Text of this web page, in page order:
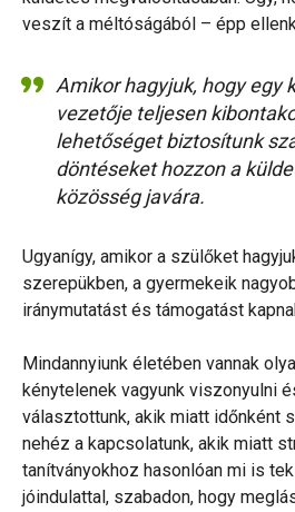
veszít a méltóságából – épp
Amikor hagyjuk, hogy egy
vezetője teljesen
lehetőséget biztosítunk
döntéseket hozzon a
közösség javára.
Ugyanígy, amikor a szülőket
szerepükben, a gyermekeik
iránymutatást és támogatást
Mindannyiunk életében vannak
kénytelenek vagyunk viszonyulni
választottunk, akik miatt időnként
nehéz a kapcsolatunk, akik miatt
tanítványokhoz hasonlóan mi is
jóindulattal, szabadon, hogy